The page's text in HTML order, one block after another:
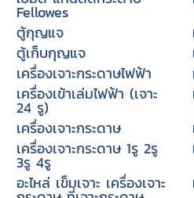
Fellowes
ตู้กุญแจ
ตู้เก็บกุญแจ
เครื่องเจาะกระดาษไฟฟ้า
เครื่องเข้าเล่มไฟฟ้า (เจาะ
24 รู)
เครื่องเจาะกระดาษ
เครื่องเจาะกระดาษ 1รู 2รู
3รู 4รู
อะไหล่ เข็มเจาะ เครื่องเจาะ